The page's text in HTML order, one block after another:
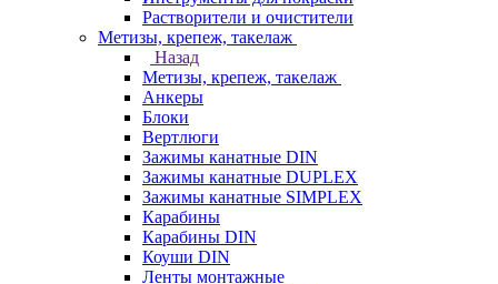
Растворители и очистители
Метизы, крепеж, такелаж
Назад
Метизы, крепеж, такелаж
Анкеры
Блоки
Вертлюги
Зажимы канатные DIN
Зажимы канатные DUPLEX
Зажимы канатные SIMPLEX
Карабины
Карабины DIN
Коуши DIN
Ленты монтажные